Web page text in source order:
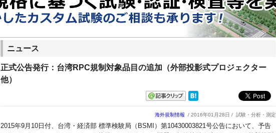
ニュース
正式公告発行：台湾RPC規制対象品目の追加（外部投影式プロジェクター
他）
海外規制情報 / 2016年01月28日 / 試験・分析・測定
2015年9月10日付、台湾・経済部 標準検験局（BSMI）第10430003821号公告において、予告